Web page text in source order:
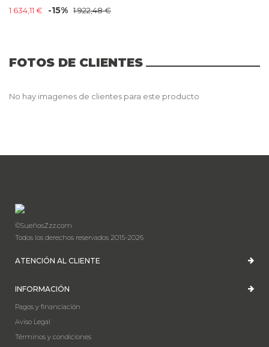
1 634,11 €
-15% 1 922,48 €
FOTOS DE CLIENTES
No hay imagenes de clientes para este producto
©SueñosZzz.com
Todos los derechos reservados 2015-2026
ATENCIÓN AL CLIENTE
INFORMACIÓN
Pagos y financiación
Aviso Legal
Términos y condiciones